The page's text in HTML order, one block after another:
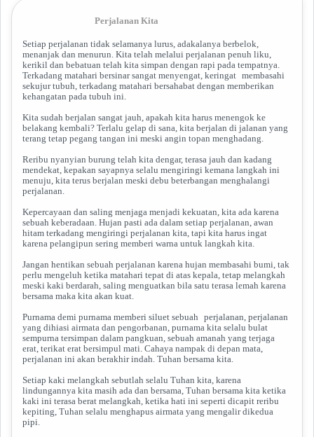
Perjalanan Kita
Setiap perjalanan tidak selamanya lurus, adakalanya berbelok,
menanjak dan menurun. Kita telah melalui perjalanan penuh liku,
kerikil dan bebatuan telah kita simpan dengan rapi pada tempatnya.
Terkadang matahari bersinar sangat menyengat, keringat membasahi
sekujur tubuh, terkadang matahari bersahabat dengan memberikan
kehangatan pada tubuh ini.
Kita sudah berjalan sangat jauh, apakah kita harus menengok ke
belakang kembali? Terlalu gelap di sana, kita berjalan di jalanan yang
terang tetap pegang tangan ini meski angin topan menghadang.
Reribu nyanyian burung telah kita dengar, terasa jauh dan kadang
mendekat, kepakan sayapnya selalu mengiringi kemana langkah ini
menuju, kita terus berjalan meski debu beterbangan menghalangi
perjalanan.
Kepercayaan dan saling menjaga menjadi kekuatan, kita ada karena
sebuah keberadaan. Hujan pasti ada dalam setiap perjalanan, awan
hitam terkadang mengiringi perjalanan kita, tapi kita harus ingat
karena pelangipun sering memberi warna untuk langkah kita.
Jangan hentikan sebuah perjalanan karena hujan membasahi bumi, tak
perlu mengeluh ketika matahari tepat di atas kepala, tetap melangkah
meski kaki berdarah, saling menguatkan bila satu terasa lemah karena
bersama maka kita akan kuat.
Purnama demi purnama memberi siluet sebuah perjalanan, perjalanan
yang dihiasi airmata dan pengorbanan, purnama kita selalu bulat
sempurna tersimpan dalam pangkuan, sebuah amanah yang terjaga
erat, terikat erat bersimpul mati. Cahaya nampak di depan mata,
perjalanan ini akan berakhir indah. Tuhan bersama kita.
Setiap kaki melangkah sebutlah selalu Tuhan kita, karena
lindungannya kita masih ada dan bersama, Tuhan bersama kita ketika
kaki ini terasa berat melangkah, ketika hati ini seperti dicapit reribu
kepiting, Tuhan selalu menghapus airmata yang mengalir dikedua
pipi.